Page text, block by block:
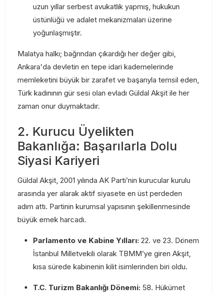
uzun yıllar serbest avukatlık yapmış, hukukun
üstünlüğü ve adalet mekanizmaları üzerine
yoğunlaşmıştır.
Malatya halkı; bağrından çıkardığı her değer gibi,
Ankara'da devletin en tepe idari kademelerinde
memleketini büyük bir zarafet ve başarıyla temsil eden,
Türk kadınının gür sesi olan evladı Güldal Akşit ile her
zaman onur duymaktadır.
2. Kurucu Üyelikten
Bakanlığa: Başarılarla Dolu
Siyasi Kariyeri
Güldal Akşit, 2001 yılında AK Parti’nin kurucular kurulu
arasında yer alarak aktif siyasete en üst perdeden
adım attı. Partinin kurumsal yapısının şekillenmesinde
büyük emek harcadı.
Parlamento ve Kabine Yılları: 22. ve 23. Dönem
İstanbul Milletvekili olarak TBMM’ye giren Akşit,
kısa sürede kabinenin kilit isimlerinden biri oldu.
T.C. Turizm Bakanlığı Dönemi: 58. Hükümet